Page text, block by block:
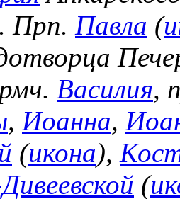
Прп. Павла (
Василия,
, Иоанна,
(икона),
(